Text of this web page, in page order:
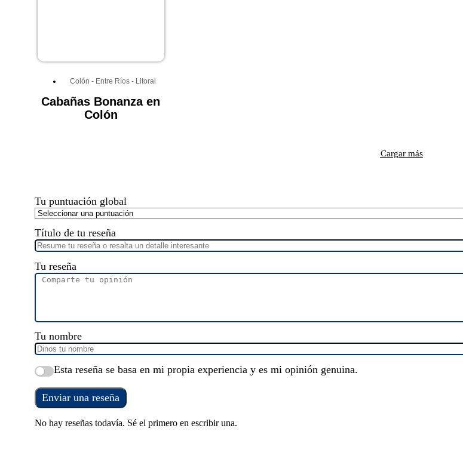
Colón - Entre Ríos- Litoral
Cabañas Bonanza en
Colón
Cargar más
Tu puntuación global
Título de tu reseña
Tu reseña
Tu nombre
Esta reseña se basa en mi propia experiencia y es mi opinión genuina.
Enviar una reseña
No hay reseñas todavía. Sé el primero en escribir una.